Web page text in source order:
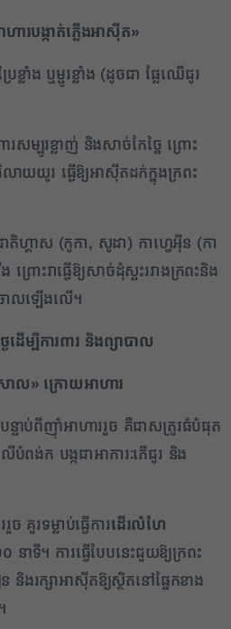
ហារបង្កាត់ភ្លើងអាស៊ីត»
ខ្លាំង ឬម្ជូរខ្លាំង (ដូចជា ផ្លែឈើជូរ
សម្បូរខ្លាញ់ និងសាច់កែច្នៃ ព្រោះ
យយូរ ធ្វើឱ្យអាស៊ីតដក់ក្នុងក្រពះ
តិហ្គាស (កូកា, សូដា) កាហ្វេអ៊ីន (កា
រោះវាធ្វើឱ្យសាច់ដុំស្ទះរវាងក្រពះនិង
រាលឡើងលើ។
ដើម្បីការពារ និងព្យាបាល
ាល» ក្រោយអាហារ
ន្ទាប់ពីញ៉ាំអាហាររួច គឺជាសត្រូវធំបំផុត
បំពង់ក បង្កជាអាការៈភើជូរ និង
គួរទម្លាប់ធ្វើការដើរលំហែ
ាទី។ ការធ្វើបែបនេះជួយឱ្យក្រពះ
ងរក្សាអាស៊ីតឱ្យស្ថិតនៅផ្នែកខាង